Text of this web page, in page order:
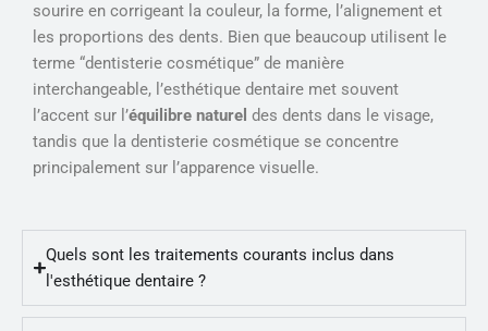
sourire en corrigeant la couleur, la forme, l’alignement et
les proportions des dents. Bien que beaucoup utilisent le
terme “dentisterie cosmétique” de manière
interchangeable, l’esthétique dentaire met souvent
l’accent sur l’équilibre naturel des dents dans le visage,
tandis que la dentisterie cosmétique se concentre
principalement sur l’apparence visuelle.
Quels sont les traitements courants inclus dans
l'esthétique dentaire ?